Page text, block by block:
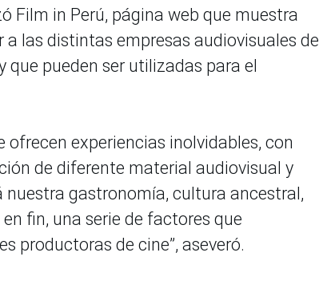
Film in Perú, página web que muestra
las distintas empresas audiovisuales de
que pueden ser utilizadas para el
ofrecen experiencias inolvidables, con
de diferente material audiovisual y
gastronomía, cultura ancestral,
fin, una serie de factores que
productoras de cine”, aseveró.